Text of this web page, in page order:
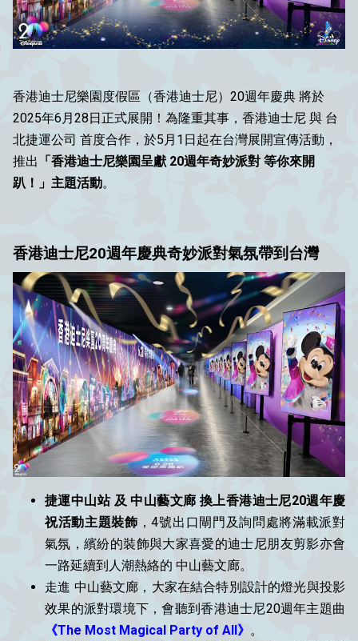
香港迪士尼樂園度假區（香港迪士尼）20週年慶典 將於
2025年6月28日正式展開！為隆重其事，香港迪士尼 與 台
北捷運公司 首度合作，於5月1日起在台灣展開宣傳活動，
推出 「香港迪士尼樂園呈獻 20週年奇妙派對 等你來開
趴！」主題活動。
香港迪士尼20週年慶典奇妙派對氣氛帶到台灣
捷運中山站 及 中山藝文廊 換上香港迪士尼20週年慶
祝活動主題裝飾 ，4號出口閘門及詢問處將滿載派對
氣氛，繽紛的裝飾與大家喜愛的迪士尼朋友剪影亦會
一路延續到人潮熱絡的 中山藝文廊。
走進 中山藝文廊，大家在結合特別設計的燈光與投影
效果的派對環境下，會聽到香港迪士尼20週年主題曲
《The Most Magical Party of All》 。